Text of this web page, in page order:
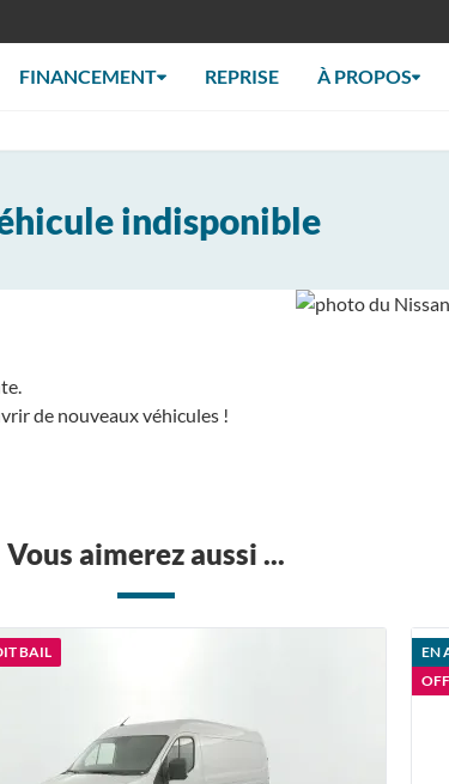
FINANCEMENT REPRISE À PROPOS
indisponible
de nouveaux véhicules !
Vous aimerez aussi ...
BAIL
EN